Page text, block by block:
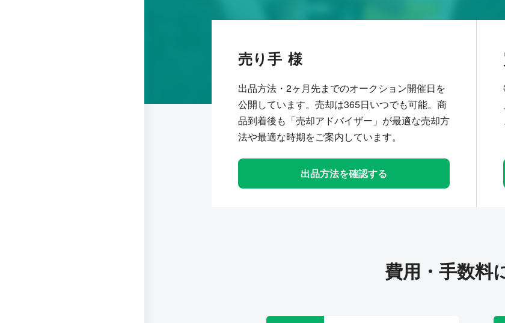
売り手
出品方法・2ヶ月先までのオークション開催日を
公開しています。売却は365日いつでも可能。商
品到着後も「売却アドバイザー」が最適な売却方
法や最適な時期をご案内しています。
出品方法を確認する
費用・手数料